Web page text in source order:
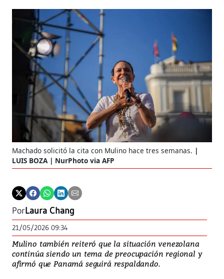
Machado solicitó la cita con Mulino hace tres semanas.
LUIS BOZA | NurPhoto via AFP
PorLaura Chang
21/05/2026 09:34
Mulino también reiteró que la situación venezolana
continúa siendo un tema de preocupación regional y
afirmó que Panamá seguirá respaldando.